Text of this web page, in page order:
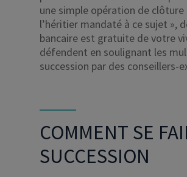
une simple opération de
l’héritier mandaté à ce sujet »,
bancaire est gratuite de votre
défendent en soulignant les
succession par des
COMMENT SE
SUCCESSION